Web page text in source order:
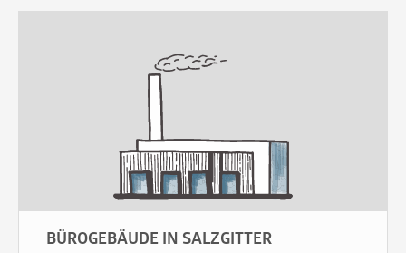
BÜROGEBÄUDE IN SALZGITTER